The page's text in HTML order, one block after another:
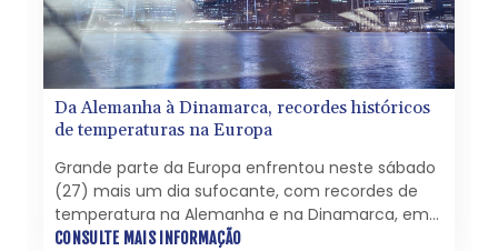
Da Alemanha à Dinamarca, recordes históricos
de temperaturas na Europa
Grande parte da Europa enfrentou neste sábado
(27) mais um dia sufocante, com recordes de
temperatura na Alemanha e na Dinamarca, em
meio a uma onda de calor que já deixou dezenas
CONSULTE MAIS INFORMAÇÃO